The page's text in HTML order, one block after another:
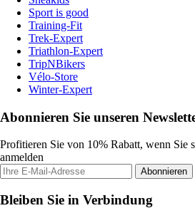
Sport is good
Training-Fit
Trek-Expert
Triathlon-Expert
TripNBikers
Vélo-Store
Winter-Expert
Abonnieren Sie unseren
Profitieren Sie von 10% Rabatt, wenn Sie
anmelden
Abonnieren
Bleiben Sie in Verbindung